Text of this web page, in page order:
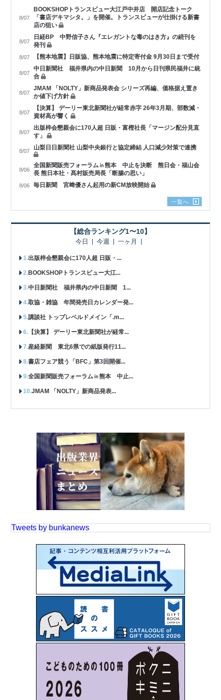
8/07
BOOKSHOPトランスビュー大江戸中井店 開店記念トーク
「書店デキマシタ。」を開催。トランスビューが仕掛ける新書
店の狙い
8/07
日経BP 中野信子さん『エレガントな毒のはき方』の続刊を
発刊
8/07 【熊本地震】日販協、熊本地震に特定寄付金 9月30日まで受付
8/07
中日新聞社 福井県内の中日新聞 10月から日刊県民福井に統
合
8/07
JMAM 「NOLTY」新商品発表会 シリーズ再編、価格据え置き
か値下げ方針
8/07
【決算】 デーリー東北新聞社が経常赤字 26年3月期、部数減・
資材高が響く
8/07
出版梓会懇親会に170人超 日販・富樫社長「マージン配分見直
す」
8/07 山梨日日新聞社 山梨中央銀行と協定締結 人口減少対策で連携
8/06
全国新聞販売フォーラム㏌熊本 中止を決断 熊日会・福山会
長 熊日本社・髙村販売局長「断腸の思い」
8/06 毎日新聞 宮﨑優さん起用の新CM放映開始
一覧へ
【総合ランキング1〜10】
今日 今週 一ヶ月
出版梓会懇親会に170人超 日販・...
BOOKSHOPトランスビュー大江...
中日新聞社 福井県内の中日新聞 1...
取協・雑協 年間発売日カレンダー発...
講談社 トップレベルドメイン「.m...
【決算】 デーリー東北新聞社が経常...
産経新聞 東北6県での紙版発行11...
書店フェア競う「BFC」第3回開催...
全国新聞販売フォーラム㏌熊本 中止...
JMAM 「NOLTY」新商品発表...
Tweets by bunkanews